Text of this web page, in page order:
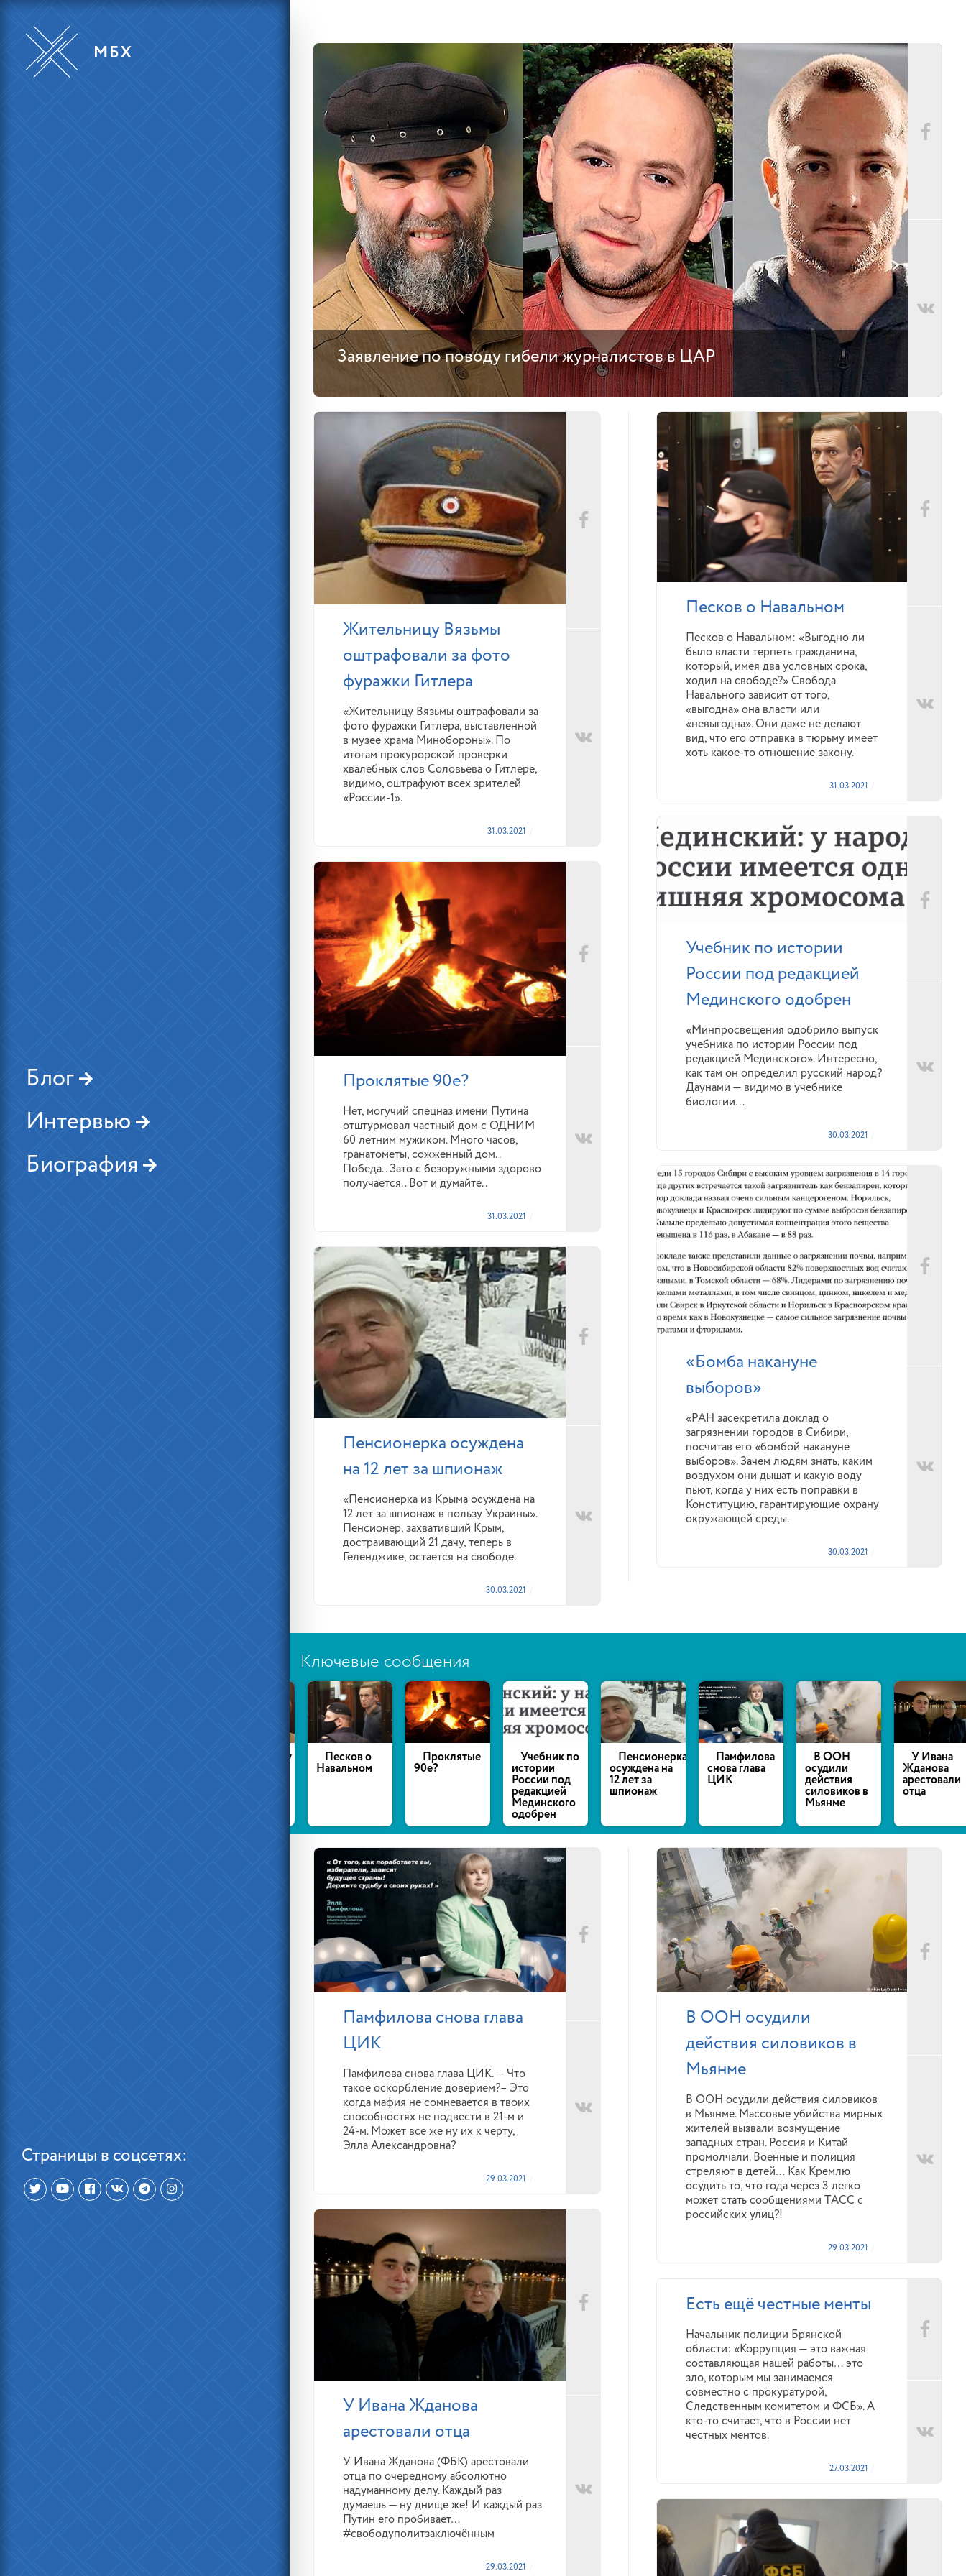
Блог
Интервью
Биография
Страницы в соцсетях:
Заявление по поводу гибели журналистов в ЦАР
Жительницу Вязьмы
оштрафовали за фото
фуражки Гитлера
«Жительницу Вязьмы оштрафовали за
фото фуражки Гитлера, выставленной
в музее храма Минобороны». По
итогам прокурорской проверки
хвалебных слов Соловьева о Гитлере,
видимо, оштрафуют всех зрителей
«России-1».
31.03.2021
Проклятые 90е?
Нет, могучий спецназ имени Путина
отштурмовал частный дом с ОДНИМ
60 летним мужиком. Много часов,
гранатометы, сожженный дом..
Победа.. Зато с безоружными здорово
получается.. Вот и думайте..
31.03.2021
Пенсионерка осуждена
на 12 лет за шпионаж
«Пенсионерка из Крыма осуждена на
12 лет за шпионаж в пользу Украины».
Пенсионер, захвативший Крым,
достраивающий 21 дачу, теперь в
Геленджике, остается на свободе.
30.03.2021
Песков о Навальном
Песков о Навальном: «Выгодно ли
было власти терпеть гражданина,
который, имея два условных срока,
ходил на свободе?» Свобода
Навального зависит от того,
«выгодна» она власти или
«невыгодна». Они даже не делают
вид, что его отправка в тюрьму имеет
хоть какое-то отношение закону.
31.03.2021
Учебник по истории
России под редакцией
Мединского одобрен
«Минпросвещения одобрило выпуск
учебника по истории России под
редакцией Мединского». Интересно,
как там он определил русский народ?
Даунами — видимо в учебнике
биологии…
30.03.2021
«Бомба накануне
выборов»
«РАН засекретила доклад о
загрязнении городов в Сибири,
посчитав его «бомбой накануне
выборов». Зачем людям знать, каким
воздухом они дышат и какую воду
пьют, когда у них есть поправки в
Конституцию, гарантирующие охрану
окружающей среды.
30.03.2021
Ключевые сообщения
Песков о
Навальном
Проклятые
90е?
Учебник по
истории
России под
редакцией
Мединского
одобрен
Пенсионерка
осуждена на
12 лет за
шпионаж
Памфилова
снова глава
ЦИК
В ООН
осудили
действия
силовиков в
Мьянме
У Ивана
Жданова
арестовали
отца
Памфилова снова глава
ЦИК
Памфилова снова глава ЦИК. — Что
такое оскорбление доверием?– Это
когда мафия не сомневается в твоих
способностях не подвести в 21-м и
24-м. Может все же ну их к черту,
Элла Александровна?
29.03.2021
У Ивана Жданова
арестовали отца
У Ивана Жданова (ФБК) арестовали
отца по очередному абсолютно
надуманному делу. Каждый раз
думаешь — ну днище же! И каждый раз
Путин его пробивает…
#свободуполитзаключённым
29.03.2021
В ООН осудили
действия силовиков в
Мьянме
В ООН осудили действия силовиков
в Мьянме. Массовые убийства мирных
жителей вызвали возмущение
западных стран. Россия и Китай
промолчали. Военные и полиция
стреляют в детей… Как Кремлю
осудить то, что года через 3 легко
может стать сообщениями ТАСС с
российских улиц?!
29.03.2021
Есть ещё честные менты
Начальник полиции Брянской
области: «Коррупция — это важная
составляющая нашей работы… это
зло, которым мы занимаемся
совместно с прокуратурой,
Следственным комитетом и ФСБ». А
кто-то считает, что в России нет
честных ментов.
27.03.2021